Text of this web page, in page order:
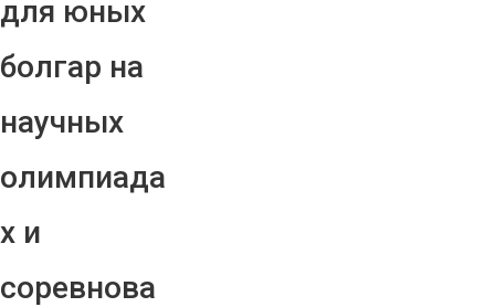
для юных
болгар на
научных
олимпиада
х и
соревнова